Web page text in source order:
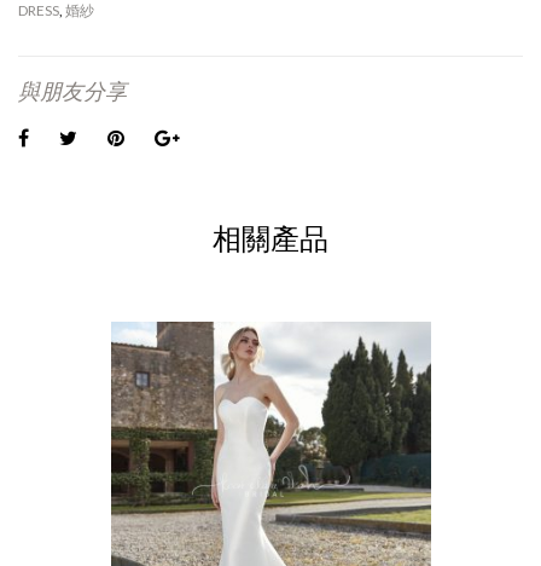
DRESS, 婚紗
與朋友分享
相關產品